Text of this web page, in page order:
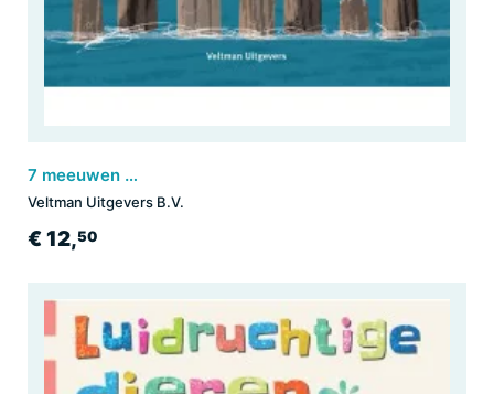
7 meeuwen op vakantie!
Veltman Uitgevers B.V.
€ 12,50